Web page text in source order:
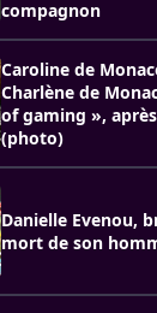
compagnon
Caroline de
Charlène de
of gaming »,
(photo)
Danielle Evenou,
mort de son